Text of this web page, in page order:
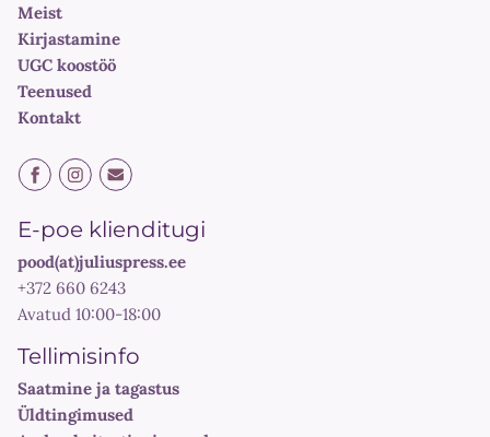
Meist
Kirjastamine
UGC koostöö
Teenused
Kontakt
E-poe klienditugi
pood(at)juliuspress.ee
+372 660 6243
Avatud 10:00-18:00
Tellimisinfo
Saatmine ja tagastus
Üldtingimused